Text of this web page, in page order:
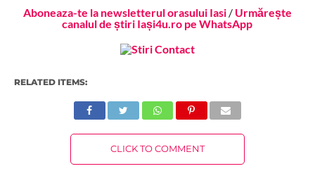
Aboneaza-te la newsletterul orasului Iasi/ Urmărește
canalul de știri Iași4u.ro pe WhatsApp
RELATED ITEMS:
CLICK TO COMMENT